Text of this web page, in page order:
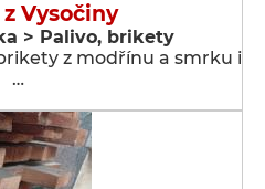
Vysočiny
> Palivo, brikety
z modřínu a smrku i
…